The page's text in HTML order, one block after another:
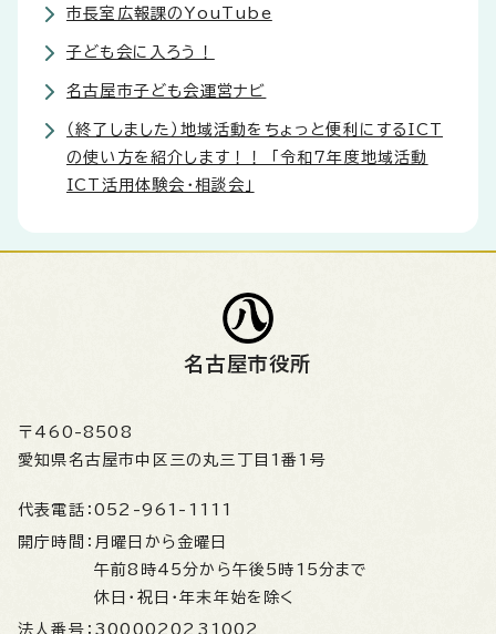
市長室広報課のYouTube
子ども会に入ろう！
名古屋市子ども会運営ナビ
（終了しました）地域活動をちょっと便利にするICT
の使い方を紹介します！！ 「令和7年度地域活動
ICT活用体験会・相談会」
名古屋市役所
〒460-8508
愛知県名古屋市中区三の丸三丁目1番1号
代表電話： 052-961-1111
開庁時間： 月曜日から金曜日
午前8時45分から午後5時15分まで
休日・祝日・年末年始を除く
法人番号： 3000020231002